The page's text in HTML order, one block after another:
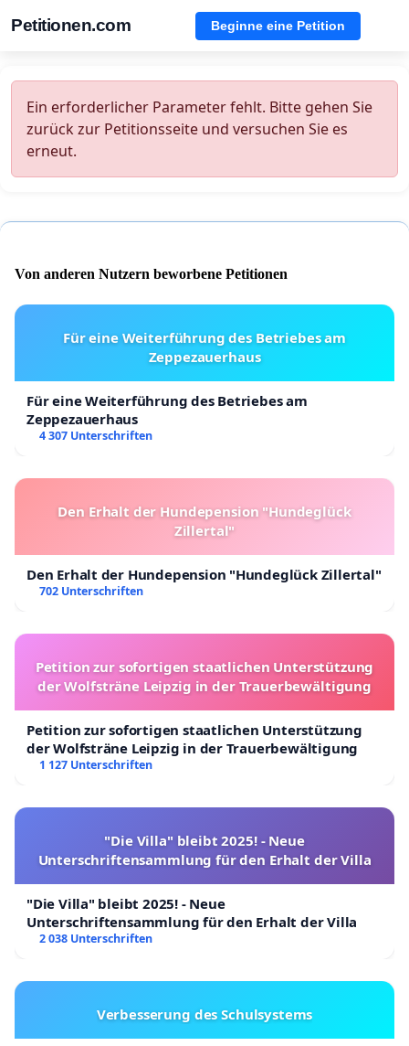
Petitionen.com Beginne eine Petition
Ein erforderlicher Parameter fehlt. Bitte gehen Sie
zurück zur Petitionsseite und versuchen Sie es
erneut.
Von anderen Nutzern beworbene Petitionen
Für eine Weiterführung des Betriebes am
Zeppezauerhaus
Für eine Weiterführung des Betriebes am
Zeppezauerhaus
4 307 Unterschriften
Den Erhalt der Hundepension "Hundeglück
Zillertal"
Den Erhalt der Hundepension "Hundeglück Zillertal"
702 Unterschriften
Petition zur sofortigen staatlichen Unterstützung
der Wolfsträne Leipzig in der Trauerbewältigung
Petition zur sofortigen staatlichen Unterstützung
der Wolfsträne Leipzig in der Trauerbewältigung
1 127 Unterschriften
"Die Villa" bleibt 2025! - Neue
Unterschriftensammlung für den Erhalt der Villa
"Die Villa" bleibt 2025! - Neue
Unterschriftensammlung für den Erhalt der Villa
2 038 Unterschriften
Verbesserung des Schulsystems